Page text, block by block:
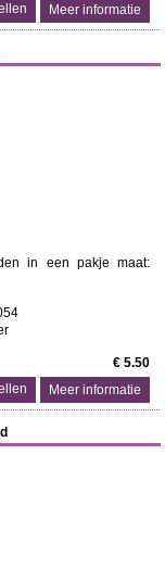
Meer informatie
in een pakje maat:
€ 5.50
Meer informatie